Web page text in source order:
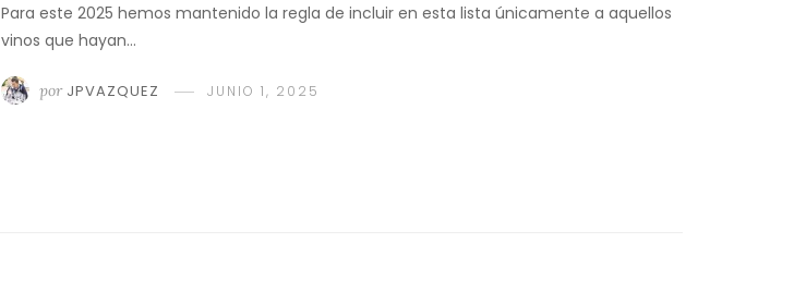
Para este 2025 hemos mantenido la regla de incluir en esta lista únicamente a aquellos
vinos que hayan…
por JPVAZQUEZ JUNIO 1, 2025